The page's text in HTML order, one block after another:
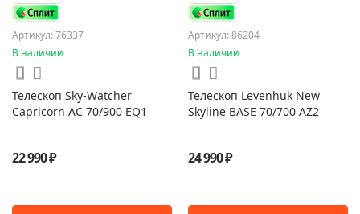
Артикул: 76337
В наличии
Телескоп Sky-Watcher
Capricorn AC 70/900 EQ1
22 990 ₽
Артикул: 86204
В наличии
Телескоп Levenhuk New
Skyline BASE 70/700 AZ2
24 990 ₽